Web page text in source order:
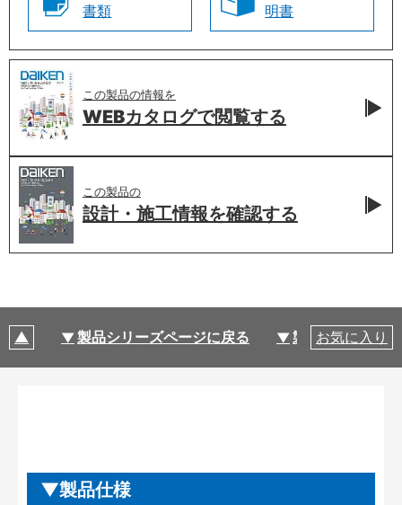
書類
明書
この製品の情報を
WEBカタログで閲覧する
この製品の
設計・施工情報を確認する
製品シリーズページに戻る 製品仕様
お気に入り
製品仕様